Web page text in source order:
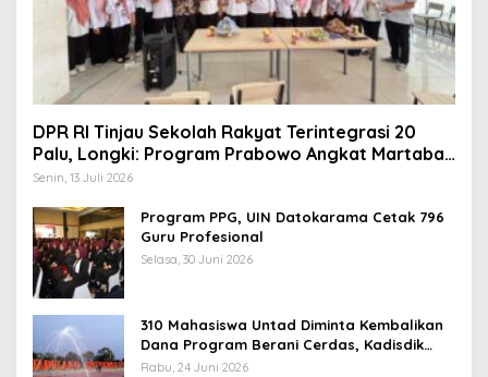
DPR RI Tinjau Sekolah Rakyat Terintegrasi 20
Palu, Longki: Program Prabowo Angkat Martabat
Anak Miskin
Senin, 13 Juli 2026
Program PPG, UIN Datokarama Cetak 796
Guru Profesional
Selasa, 30 Juni 2026
310 Mahasiswa Untad Diminta Kembalikan
Dana Program Berani Cerdas, Kadisdik
Sulteng: Tidak Boleh Terima Beasiswa
Rabu, 24 Juni 2026